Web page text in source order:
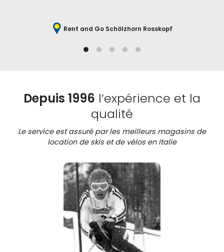
Rent and Go Schölzhorn Rosskopf
Depuis 1996 l’expérience et la
qualité
Le service est assuré par les meilleurs magasins de
location de skis et de vélos en Italie